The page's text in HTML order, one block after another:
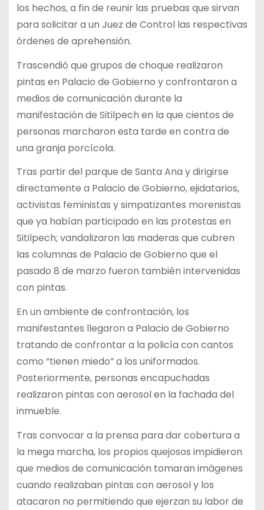
los hechos, a fin de reunir las pruebas que sirvan
para solicitar a un Juez de Control las respectivas
órdenes de aprehensión.
Trascendió que grupos de choque realizaron
pintas en Palacio de Gobierno y confrontaron a
medios de comunicación durante la
manifestación de Sitilpech en la que cientos de
personas marcharon esta tarde en contra de
una granja porcícola.
Tras partir del parque de Santa Ana y dirigirse
directamente a Palacio de Gobierno, ejidatarios,
activistas feministas y simpatizantes morenistas
que ya habían participado en las protestas en
Sitilpech; vandalizaron las maderas que cubren
las columnas de Palacio de Gobierno que el
pasado 8 de marzo fueron también intervenidas
con pintas.
En un ambiente de confrontación, los
manifestantes llegaron a Palacio de Gobierno
tratando de confrontar a la policía con cantos
como “tienen miedo” a los uniformados.
Posteriormente, personas encapuchadas
realizaron pintas con aerosol en la fachada del
inmueble.
Tras convocar a la prensa para dar cobertura a
la mega marcha, los propios quejosos impidieron
que medios de comunicación tomaran imágenes
cuando realizaban pintas con aerosol y los
atacaron no permitiendo que ejerzan su labor de